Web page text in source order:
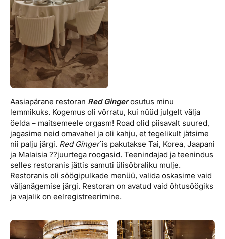
Aasiapärane restoran Red Gingerosutus minu
lemmikuks. Kogemus oli võrratu, kui nüüd julgelt välja
öelda – maitsemeele orgasm! Road olid piisavalt suured,
jagasime neid omavahel ja oli kahju, et tegelikult jätsime
nii palju järgi. Red Ginger´is pakutakse Tai, Korea, Jaapani
ja Malaisia ??juurtega roogasid. Teenindajad ja teenindus
selles restoranis jättis samuti ülisõbraliku mulje.
Restoranis oli söögipulkade menüü, valida oskasime vaid
väljanägemise järgi. Restoran on avatud vaid õhtusöögiks
ja vajalik on eelregistreerimine.